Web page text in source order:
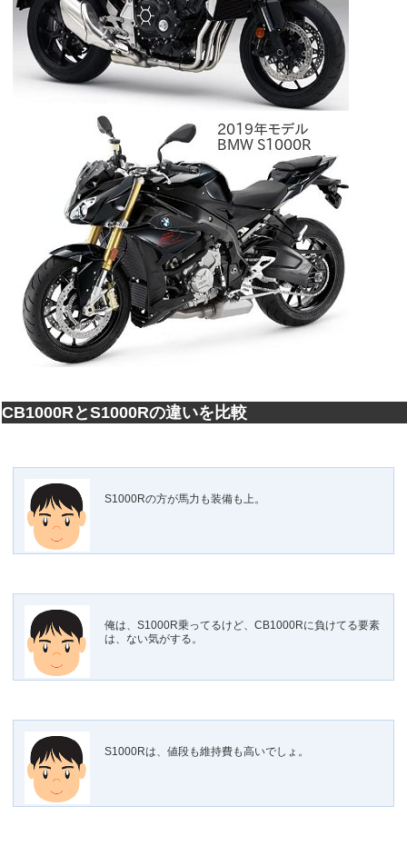
CB1000RとS1000Rの違いを比較
S1000Rの方が馬力も装備も上。
俺は、S1000R乗ってるけど、CB1000Rに負けてる要素
は、ない気がする。
S1000Rは、値段も維持費も高いでしょ。